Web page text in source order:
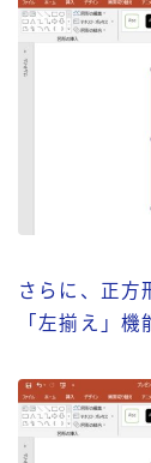
さらに、正方
「左揃え」機